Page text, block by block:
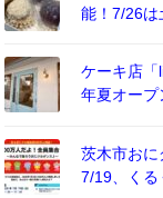
能！7/26は
ケーキ店
年夏オープ
茨木市おに
7/19、くる